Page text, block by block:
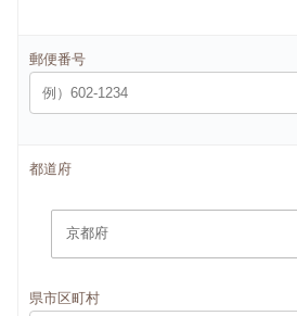
郵便番号
都道府
県市区町村